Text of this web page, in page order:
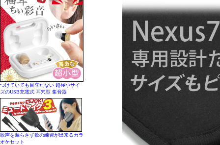
つけていても目立たない 超極小サイ
ズのUSB充電式 耳穴型 集音器
歌声を漏らさず歌の練習が出来るカラ
オケセット